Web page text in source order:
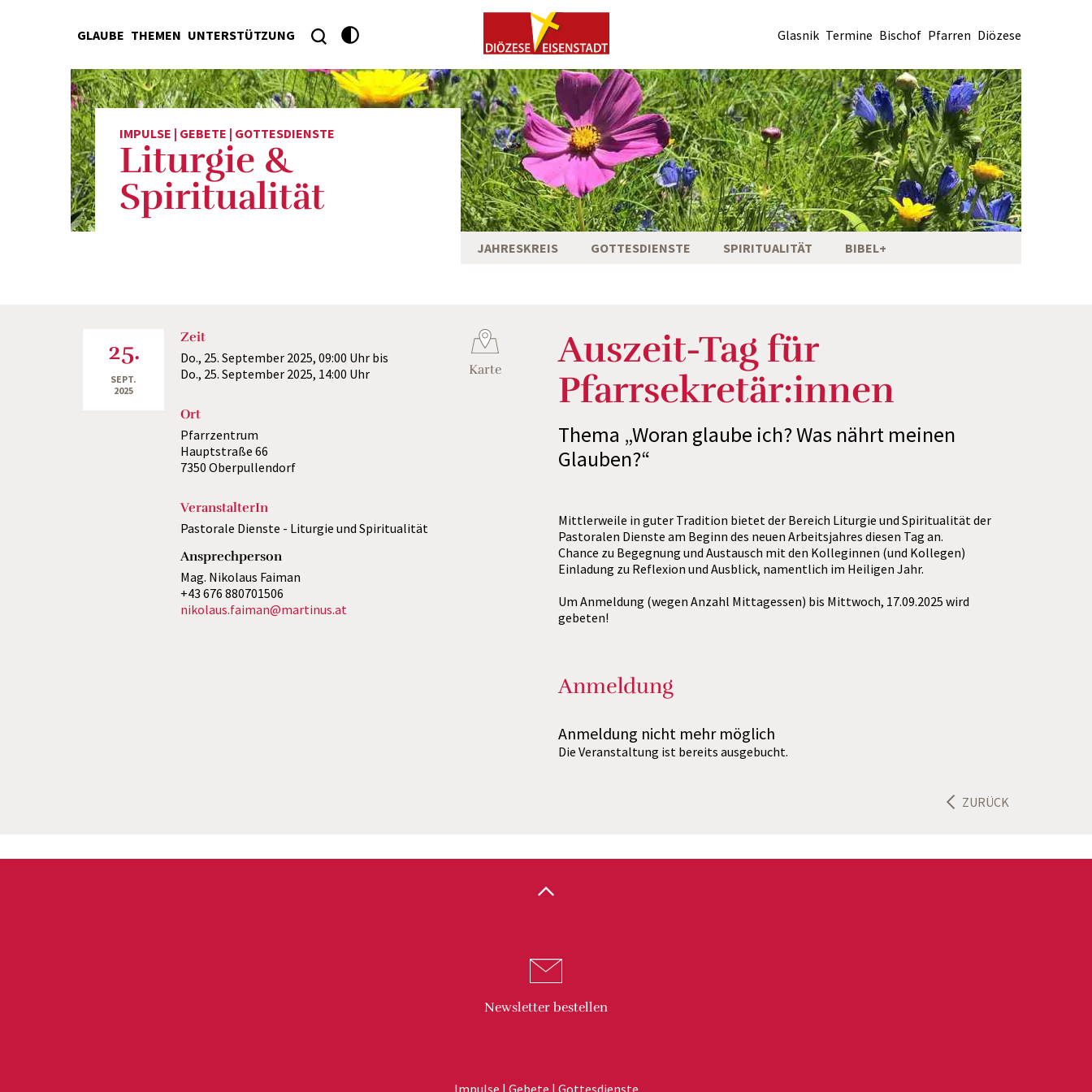
GLAUBE THEMEN UNTERSTÜTZUNG Glasnik Termine Bischof Pfarren Diözese
IMPULSE | GEBETE | GOTTESDIENSTE
Liturgie &
Spiritualität
JAHRESKREIS GOTTESDIENSTE SPIRITUALITÄT BIBEL+
25.
SEPT.
2025
Zeit
Do., 25. September 2025, 09:00 Uhr bis
Do., 25. September 2025, 14:00 Uhr
Ort
Pfarrzentrum
Hauptstraße 66
7350 Oberpullendorf
VeranstalterIn
Pastorale Dienste - Liturgie und Spiritualität
Ansprechperson
Mag. Nikolaus Faiman
+43 676 880701506
nikolaus.faiman@martinus.at
Karte
Auszeit-Tag für
Pfarrsekretär:innen
Thema „Woran glaube ich? Was nährt meinen
Glauben?“
Mittlerweile in guter Tradition bietet der Bereich Liturgie und Spiritualität der
Pastoralen Dienste am Beginn des neuen Arbeitsjahres diesen Tag an.
Chance zu Begegnung und Austausch mit den Kolleginnen (und Kollegen)
Einladung zu Reflexion und Ausblick, namentlich im Heiligen Jahr.
Um Anmeldung (wegen Anzahl Mittagessen) bis Mittwoch, 17.09.2025 wird
gebeten!
Anmeldung
Anmeldung nicht mehr möglich
Die Veranstaltung ist bereits ausgebucht.
ZURÜCK
Newsletter bestellen
Impulse | Gebete | Gottesdienste